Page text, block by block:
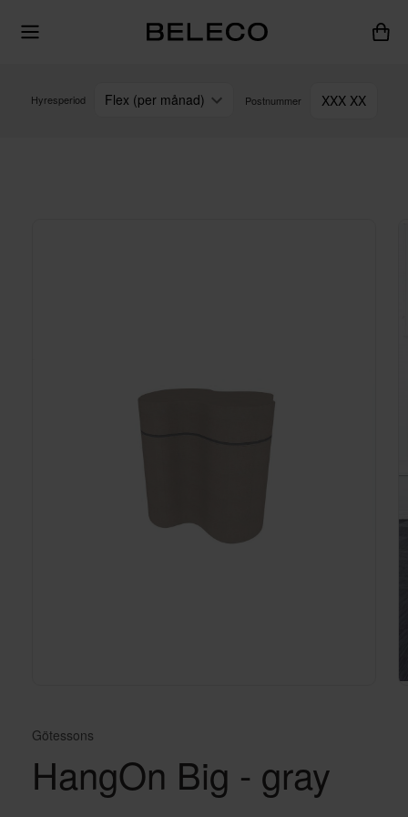
Hyresperiod Flex (per månad) Postnummer XXX XX
Götessons
HangOn Big - gray